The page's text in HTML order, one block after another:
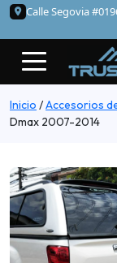
Calle Segovia
Inicio /Accesorios
Dmax 2007-2014